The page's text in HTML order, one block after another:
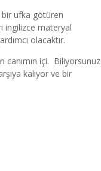
bir ufka götüren
ingilizce materyal
olacaktır.
canımın içi. Biliyorsunuz
kalıyor ve bir